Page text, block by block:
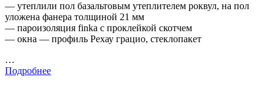
— утеплили пол базальтовым утеплителем роквул, на пол
уложена фанера толщиной 21 мм
— пароизоляция finka с проклейкой скотчем
— окна — профиль Рехау грацио, стеклопакет
…
Подробнее